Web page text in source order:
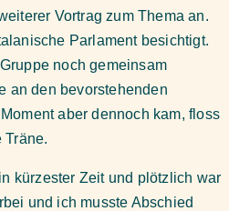
Vortrag zum Thema an.
Parlament besichtigt.
noch gemeinsam
an den bevorstehenden
aber dennoch kam, floss
Träne.
kürzester Zeit und plötzlich war
und ich musste Abschied